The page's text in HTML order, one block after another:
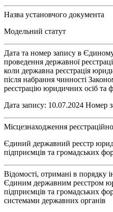
Назва установчого документа
Модельний статут
Дата та номер запису в
проведення державної
коли державна реєстрація
після набрання чинності
реєстрацію юридичних осіб та
Дата запису: 10.07.2024 Номер
Місцезнаходження
Єдиний державний реєстр
підприємців та громадських
Відомості, отримані в порядку
Єдиним державним реєстром
підприємців та громадських
системами державних органів